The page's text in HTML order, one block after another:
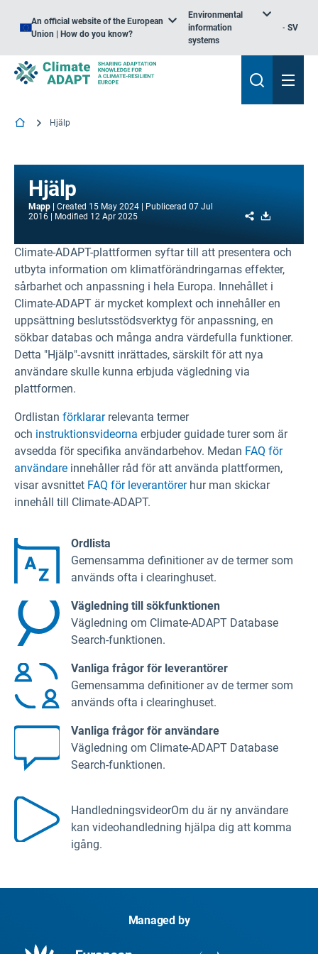
An official website of the European
Union | How do you know?
Environmental
information
systems
SV
Hjälp
Hjälp
Mapp Created 15 May 2024 Publicerad 07 Jul
2016
Modified 12 Apr 2025 Share
Climate-ADAPT-plattformen syftar till att presentera och
utbyta information om klimatförändringarnas effekter,
sårbarhet och anpassning i hela Europa. Innehållet i
Climate-ADAPT är mycket komplext och innehåller en
uppsättning beslutsstödsverktyg för anpassning, en
sökbar databas och många andra värdefulla funktioner.
Detta "Hjälp"-avsnitt inrättades, särskilt för att nya
användare skulle kunna erbjuda vägledning via
plattformen.
Ordlistan förklararrelevanta termer
och instruktionsvideorna erbjuder guidade turer som är
avsedda för specifika användarbehov. Medan FAQ för
användare innehåller råd för att använda plattformen,
visar avsnittet FAQ för leverantörerhur man skickar
innehåll till Climate-ADAPT.
Ordlista
Gemensamma definitioner av de termer som
används ofta i clearinghuset.
Vägledning till sökfunktionen
Vägledning om Climate-ADAPT Database
Search-funktionen.
Vanliga frågor för leverantörer
Gemensamma definitioner av de termer som
används ofta i clearinghuset.
Vanliga frågor för användare
Vägledning om Climate-ADAPT Database
Search-funktionen.
HandledningsvideorOm du är ny användare
kan videohandledning hjälpa dig att komma
igång.
Managed by